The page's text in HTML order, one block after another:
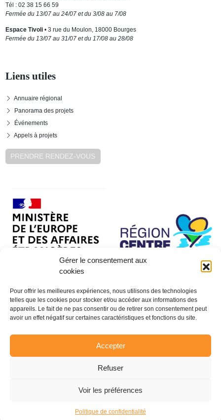
Gérer le consentement aux
cookies
Pour offrir les meilleures expériences, nous utilisons des technologies
telles que les cookies pour stocker et/ou accéder aux informations des
appareils. Le fait de ne pas consentir ou de retirer son consentement peut
avoir un effet négatif sur certaines caractéristiques et fonctions du site.
Accepter
Refuser
Voir les préférences
Politique de confidentialité
Tél : 02 38 15 66 59
Fermée du 13/07 au 24/07 et du 3/08 au 7/08
Espace Tivoli• 3 rue du Moulon, 18000 Bourges
Fermée du 13/07 au 31/07 et du 17/08 au 28/08
Liens utiles
Annuaire régional
Panorama des projets
Événements
Appels à projets
PRENDRE RENDEZ-VOUS
Réalisation :La Luciole Digitale